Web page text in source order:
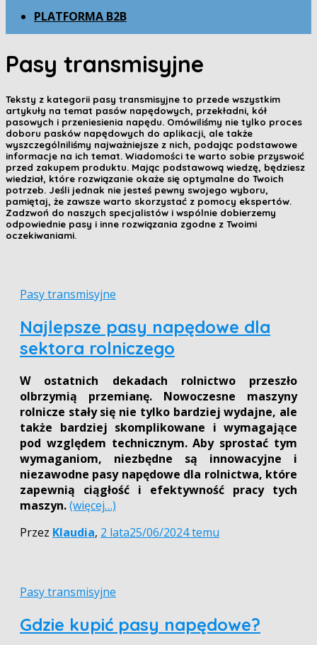
PLATFORMA B2B
Pasy transmisyjne
Teksty z kategorii pasy transmisyjne to przede wszystkim
artykuły na temat pasów napędowych, przekładni, kół
pasowych i przeniesienia napędu. Omówiliśmy nie tylko proces
doboru pasków napędowych do aplikacji, ale także
wyszczególniliśmy najważniejsze z nich, podając podstawowe
informacje na ich temat. Wiadomości te warto sobie przyswoić
przed zakupem produktu. Mając podstawową wiedzę, będziesz
wiedział, które rozwiązanie okaże się optymalne do Twoich
potrzeb. Jeśli jednak nie jesteś pewny swojego wyboru,
pamiętaj, że zawsze warto skorzystać z pomocy ekspertów.
Zadzwoń do naszych specjalistów i wspólnie dobierzemy
odpowiednie pasy i inne rozwiązania zgodne z Twoimi
oczekiwaniami.
Pasy transmisyjne
Najlepsze pasy napędowe dla
sektora rolniczego
W ostatnich dekadach rolnictwo przeszło
olbrzymią przemianę. Nowoczesne maszyny
rolnicze stały się nie tylko bardziej wydajne, ale
także bardziej skomplikowane i wymagające
pod względem technicznym. Aby sprostać tym
wymaganiom, niezbędne są innowacyjne i
niezawodne pasy napędowe dla rolnictwa, które
zapewnią ciągłość i efektywność pracy tych
maszyn.(więcej…)
Przez Klaudia, 2 lata25/06/2024temu
Pasy transmisyjne
Gdzie kupić pasy napędowe?